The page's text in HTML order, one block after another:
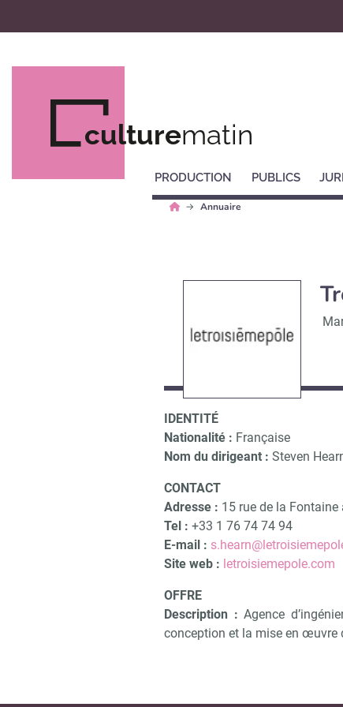
culturematin
PRODUCTION PUBLICS
Annuaire
IDENTITÉ
Nationalité : Française
Nom du dirigeant : Steven
CONTACT
Adresse : 15 rue de la
Tel : +33 1 76 74 74 94
E-mail :
Site web : letroisiemepole.com
OFFRE
Description :Agence
conception et la mise en œuvre